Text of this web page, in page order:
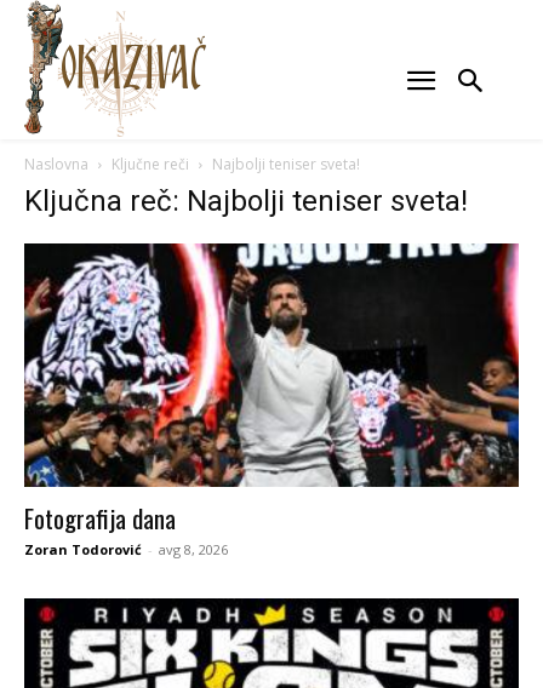
Naslovna Ključne reči Najbolji teniser sveta!
Ključna reč: Najbolji teniser sveta!
Fotografija dana
Zoran Todorović - avg 8, 2026